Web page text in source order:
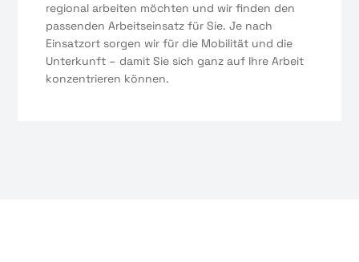
regional arbeiten möchten und wir finden den
passenden Arbeitseinsatz für Sie. Je nach
Einsatzort sorgen wir für die Mobilität und die
Unterkunft – damit Sie sich ganz auf Ihre Arbeit
konzentrieren können.